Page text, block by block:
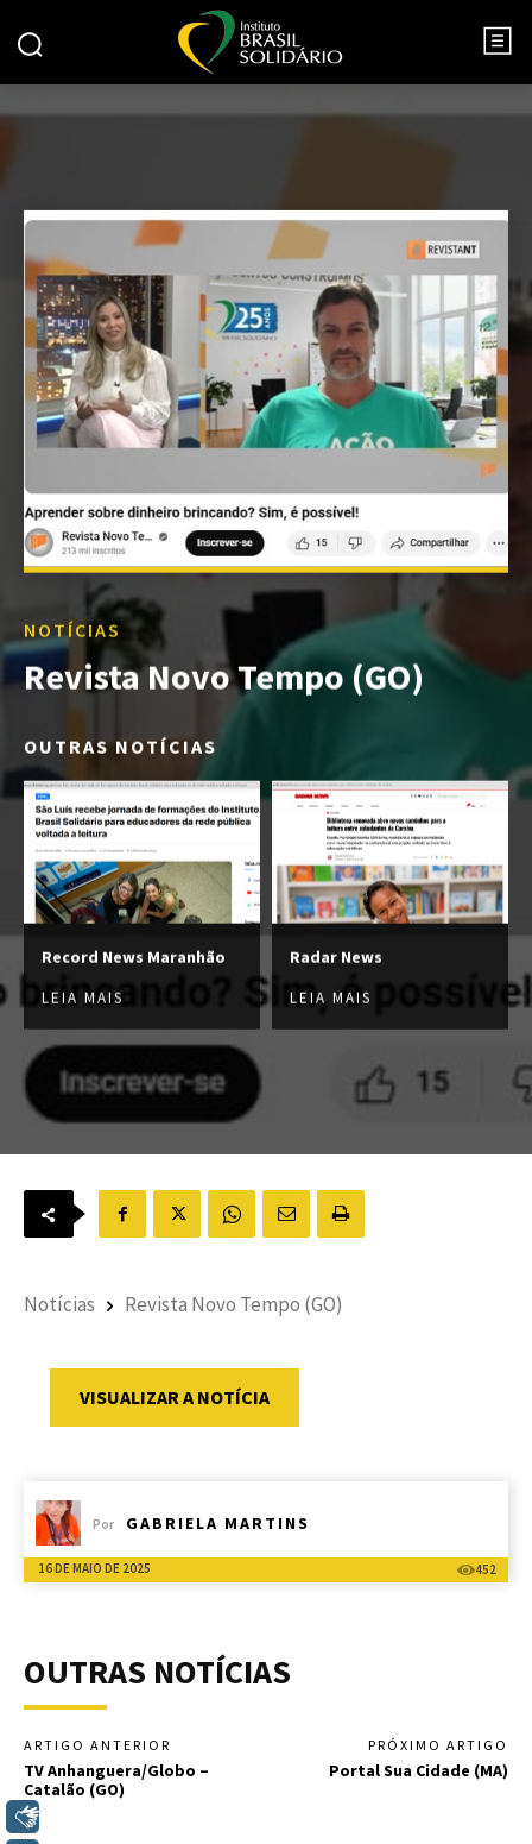
NOTÍCIAS
Revista Novo Tempo (GO)
OUTRAS NOTÍCIAS
Record News Maranhão
LEIA MAIS
Radar News
LEIA MAIS
Notícias Revista Novo Tempo (GO)
VISUALIZAR A NOTÍCIA
Por GABRIELA MARTINS
16 DE MAIO DE 2025 452
OUTRAS NOTÍCIAS
ARTIGO ANTERIOR
TV Anhanguera/Globo –
Catalão (GO)
PRÓXIMO ARTIGO
Portal Sua Cidade (MA)